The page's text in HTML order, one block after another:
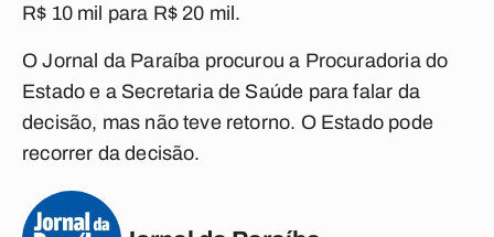
R$ 10 mil para R$ 20 mil.
O Jornal da Paraíba procurou a Procuradoria do
Estado e a Secretaria de Saúde para falar da
decisão, mas não teve retorno. O Estado pode
recorrer da decisão.